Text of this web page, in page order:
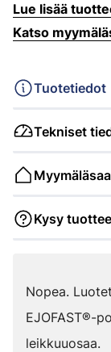
Lue lisää
Katso
Tuotetiedot
Tekniset
Kysy
Nopea.
EJOFAST®-
leikkuuosaa.